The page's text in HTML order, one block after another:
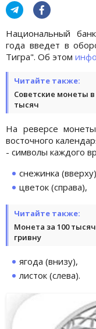
Национальный
года введет в
Тигра". Об этом
Читайте также:
Советские монеты
тысяч
На реверсе
восточного
- символы каждого
снежинка
цветок (справа),
Читайте также:
Монета за 100
гривну
ягода (внизу),
листок (слева).